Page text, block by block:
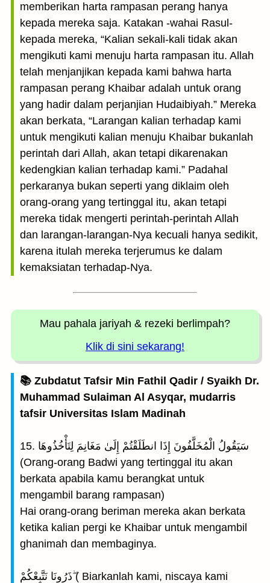
memberikan harta rampasan perang hanya
kepada mereka saja. Katakan -wahai Rasul-
kepada mereka, “Kalian sekali-kali tidak akan
mengikuti kami menuju harta rampasan itu. Allah
telah menjanjikan kepada kami bahwa harta
rampasan perang Khaibar adalah untuk orang
yang hadir dalam perjanjian Hudaibiyah.” Mereka
akan berkata, “Larangan kalian terhadap kami
untuk mengikuti kalian menuju Khaibar bukanlah
perintah dari Allah, akan tetapi dikarenakan
kedengkian kalian terhadap kami.” Padahal
perkaranya bukan seperti yang diklaim oleh
orang-orang yang tertinggal itu, akan tetapi
mereka tidak mengerti perintah-perintah Allah
dan larangan-larangan-Nya kecuali hanya sedikit,
karena itulah mereka terjerumus ke dalam
kemaksiatan terhadap-Nya.
Mau pahala jariyah & rezeki berlimpah?
Klik di sini sekarang!
📚 Zubdatut Tafsir Min Fathil Qadir / Syaikh Dr.
Muhammad Sulaiman Al Asyqar, mudarris
tafsir Universitas Islam Madinah
15. سَيَقُولُ الْمُخَلَّفُونَ إِذَا انطَلَقْتُمْ إِلَىٰ مَغَانِمَ لِتَأْخُذُوهَا
(Orang-orang Badwi yang tertinggal itu akan
berkata apabila kamu berangkat untuk
mengambil barang rampasan)
Hai orang-orang beriman mereka akan berkata
ketika kalian pergi ke Khaibar untuk mengambil
ghanimah dan membaginya.
ذَرُونَا نَتَّبِعْكُمْ ۖ( Biarkanlah kami, niscaya kami